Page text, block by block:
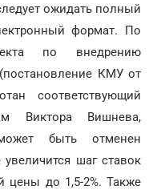
ожидать полный
формат. По
по внедрению
КМУ от
соответствующий
Виктора Вишнева,
быть отменен
шаг ставок
цены до 1,5-2%. Также